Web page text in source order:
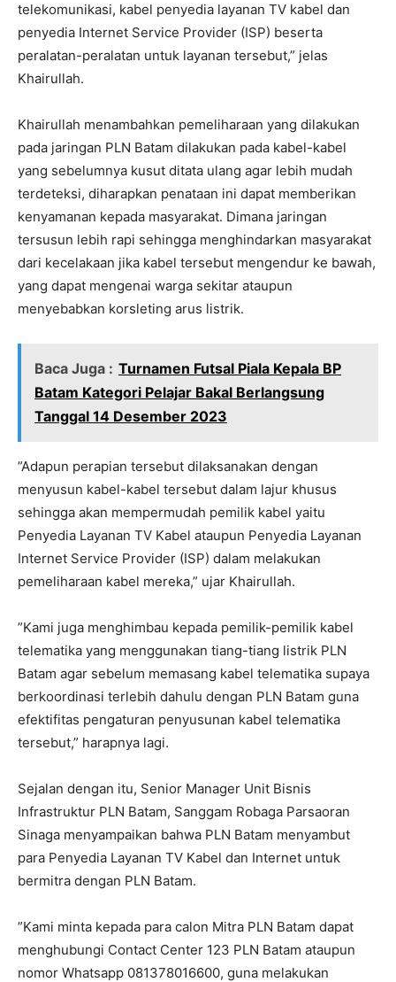
telekomunikasi, kabel penyedia layanan TV kabel dan
penyedia Internet Service Provider (ISP) beserta
peralatan-peralatan untuk layanan tersebut,” jelas
Khairullah.
Khairullah menambahkan pemeliharaan yang dilakukan
pada jaringan PLN Batam dilakukan pada kabel-kabel
yang sebelumnya kusut ditata ulang agar lebih mudah
terdeteksi, diharapkan penataan ini dapat memberikan
kenyamanan kepada masyarakat. Dimana jaringan
tersusun lebih rapi sehingga menghindarkan masyarakat
dari kecelakaan jika kabel tersebut mengendur ke bawah,
yang dapat mengenai warga sekitar ataupun
menyebabkan korsleting arus listrik.
Baca Juga : Turnamen Futsal Piala Kepala BP
Batam Kategori Pelajar Bakal Berlangsung
Tanggal 14 Desember 2023
”Adapun perapian tersebut dilaksanakan dengan
menyusun kabel-kabel tersebut dalam lajur khusus
sehingga akan mempermudah pemilik kabel yaitu
Penyedia Layanan TV Kabel ataupun Penyedia Layanan
Internet Service Provider (ISP) dalam melakukan
pemeliharaan kabel mereka,” ujar Khairullah.
”Kami juga menghimbau kepada pemilik-pemilik kabel
telematika yang menggunakan tiang-tiang listrik PLN
Batam agar sebelum memasang kabel telematika supaya
berkoordinasi terlebih dahulu dengan PLN Batam guna
efektifitas pengaturan penyusunan kabel telematika
tersebut,” harapnya lagi.
Sejalan dengan itu, Senior Manager Unit Bisnis
Infrastruktur PLN Batam, Sanggam Robaga Parsaoran
Sinaga menyampaikan bahwa PLN Batam menyambut
para Penyedia Layanan TV Kabel dan Internet untuk
bermitra dengan PLN Batam.
”Kami minta kepada para calon Mitra PLN Batam dapat
menghubungi Contact Center 123 PLN Batam ataupun
nomor Whatsapp 081378016600, guna melakukan